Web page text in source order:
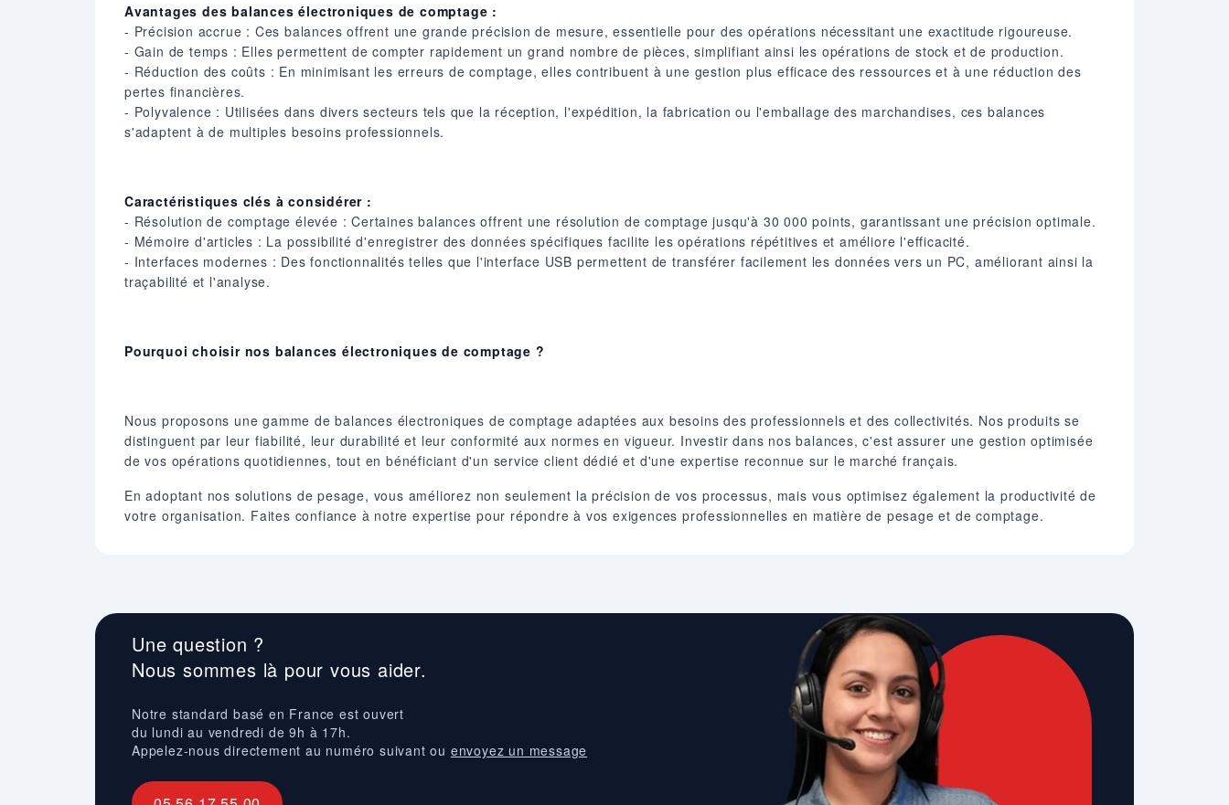
Avantages des balances électroniques de comptage :
- Précision accrue : Ces balances offrent une grande précision de mesure, essentielle pour des opérations nécessitant une exactitude rigoureuse.
- Gain de temps : Elles permettent de compter rapidement un grand nombre de pièces, simplifiant ainsi les opérations de stock et de production.
- Réduction des coûts : En minimisant les erreurs de comptage, elles contribuent à une gestion plus efficace des ressources et à une réduction des
pertes financières.
- Polyvalence : Utilisées dans divers secteurs tels que la réception, l'expédition, la fabrication ou l'emballage des marchandises, ces balances
s'adaptent à de multiples besoins professionnels.
Caractéristiques clés à considérer :
- Résolution de comptage élevée : Certaines balances offrent une résolution de comptage jusqu'à 30 000 points, garantissant une précision optimale.
- Mémoire d'articles : La possibilité d'enregistrer des données spécifiques facilite les opérations répétitives et améliore l'efficacité.
- Interfaces modernes : Des fonctionnalités telles que l'interface USB permettent de transférer facilement les données vers un PC, améliorant ainsi la
traçabilité et l'analyse.
Pourquoi choisir nos balances électroniques de comptage ?
Nous proposons une gamme de balances électroniques de comptage adaptées aux besoins des professionnels et des collectivités. Nos produits se
distinguent par leur fiabilité, leur durabilité et leur conformité aux normes en vigueur. Investir dans nos balances, c'est assurer une gestion optimisée
de vos opérations quotidiennes, tout en bénéficiant d'un service client dédié et d'une expertise reconnue sur le marché français.
En adoptant nos solutions de pesage, vous améliorez non seulement la précision de vos processus, mais vous optimisez également la productivité de
votre organisation. Faites confiance à notre expertise pour répondre à vos exigences professionnelles en matière de pesage et de comptage.
Une question ?
Nous sommes là pour vous aider.
Notre standard basé en France est ouvert
du lundi au vendredi de 9h à 17h.
Appelez-nous directement au numéro suivant ou envoyez un message